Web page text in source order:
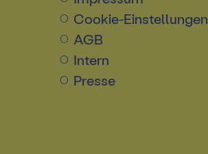
Cookie-Einstellungen
AGB
Intern
Presse